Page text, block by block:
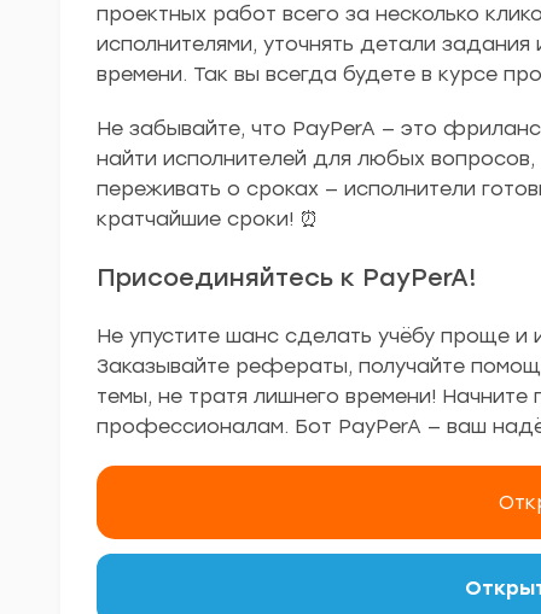
проектных работ всего за несколько
исполнителями, уточнять детали
времени. Так вы всегда будете в курсе
Не забывайте, что PayPerA — это
найти исполнителей для любых
переживать о сроках — исполнители
кратчайшие сроки! ⏰
Присоединяйтесь к PayPerA!
Не упустите шанс сделать учёбу проще
Заказывайте рефераты, получайте
темы, не тратя лишнего времени!
профессионалам. Бот PayPerA — ваш